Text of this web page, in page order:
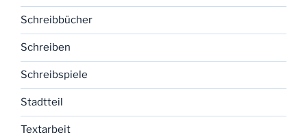
Schreibbücher
Schreiben
Schreibspiele
Stadtteil
Textarbeit